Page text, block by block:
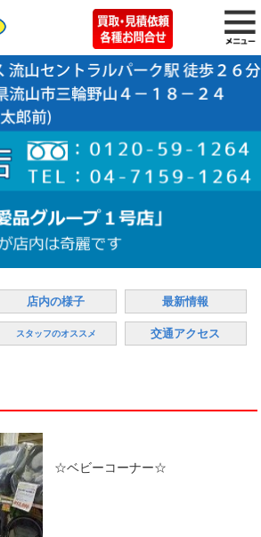
店内の様子 最新情報
スタッフのオススメ 交通アクセス
☆ベビーコーナー☆